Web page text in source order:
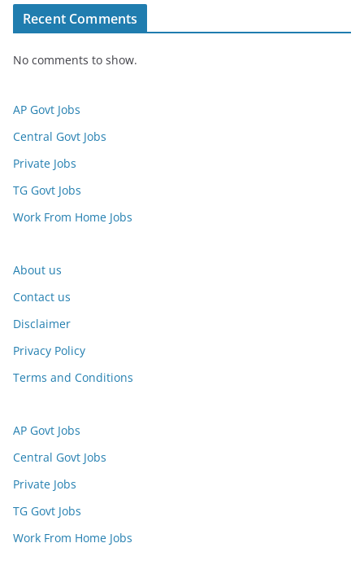
Recent Comments
No comments to show.
AP Govt Jobs
Central Govt Jobs
Private Jobs
TG Govt Jobs
Work From Home Jobs
About us
Contact us
Disclaimer
Privacy Policy
Terms and Conditions
AP Govt Jobs
Central Govt Jobs
Private Jobs
TG Govt Jobs
Work From Home Jobs